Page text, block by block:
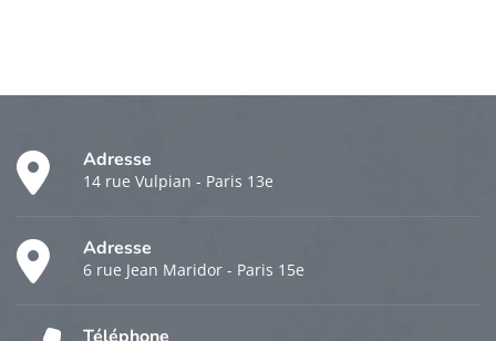
Adresse
14 rue Vulpian - Paris 13e
Adresse
6 rue Jean Maridor - Paris 15e